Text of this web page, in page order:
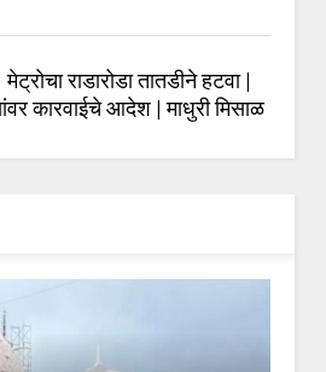
राडारोडा तातडीने हटवा |
कारवाईचे आदेश | माधुरी मिसाळ